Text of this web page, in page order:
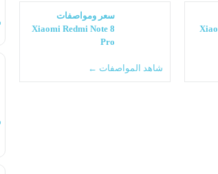
سعر ومواصفات
Xiaomi Redmi Note 8
Pro
شاهد المواصفات ←